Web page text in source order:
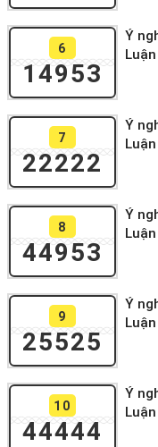
6
14953
Ý
7
22222
Ý
8
44953
Ý
9
25525
Ý
10
44444
Ý